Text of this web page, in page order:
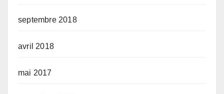
septembre 2018
avril 2018
mai 2017